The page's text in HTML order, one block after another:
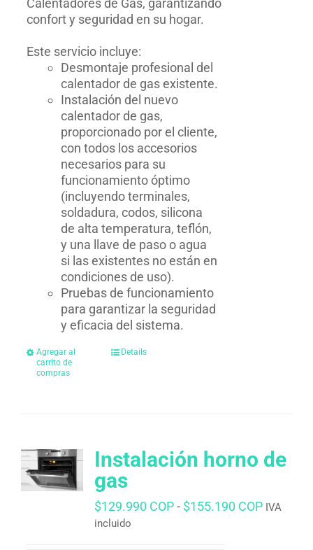
Calentadores de Gas, garantizando
confort y seguridad en su hogar.
Este servicio incluye:
Desmontaje profesional del
calentador de gas existente.
Instalación del nuevo
calentador de gas,
proporcionado por el cliente,
con todos los accesorios
necesarios para su
funcionamiento óptimo
(incluyendo terminales,
soldadura, codos, silicona
de alta temperatura, teflón,
y una llave de paso o agua
si las existentes no están en
condiciones de uso).
Pruebas de funcionamiento
para garantizar la seguridad
y eficacia del sistema.
Agregar al
carrito de
compras
Details
Instalación horno de
gas
$129.990 COP - $155.190 COPRango
IVA
incluido